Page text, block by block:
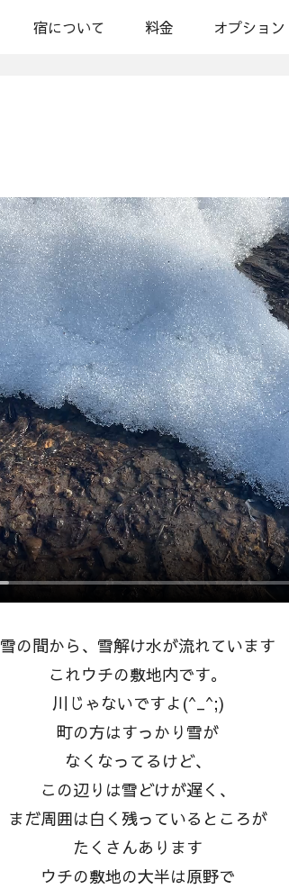
宿について 料金 オプション
雪の間から、雪解け水が流れています
これウチの敷地内です。
川じゃないですよ(^_^;)
町の方はすっかり雪が
なくなってるけど、
この辺りは雪どけが遅く、
まだ周囲は白く残っているところが
たくさんあります
ウチの敷地の大半は原野で